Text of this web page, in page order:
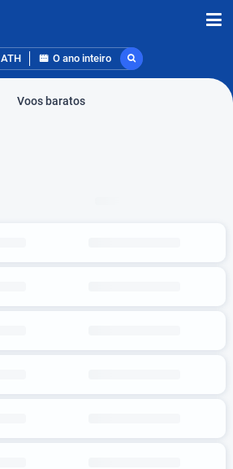
ATH O ano inteiro
Voos baratos